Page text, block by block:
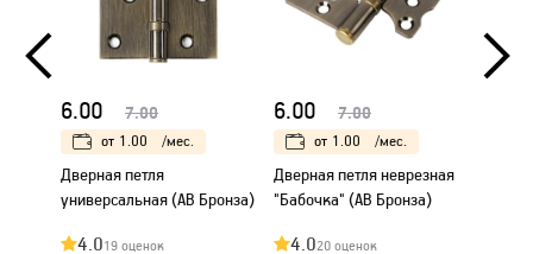
6.00 7.00
от 1.00 /мес.
Дверная петля
универсальная (AB Бронза)
4.019 оценок
6.00 7.00
от 1.00 /мес.
Дверная петля неврезная
"Бабочка" (AB Бронза)
4.020 оценок